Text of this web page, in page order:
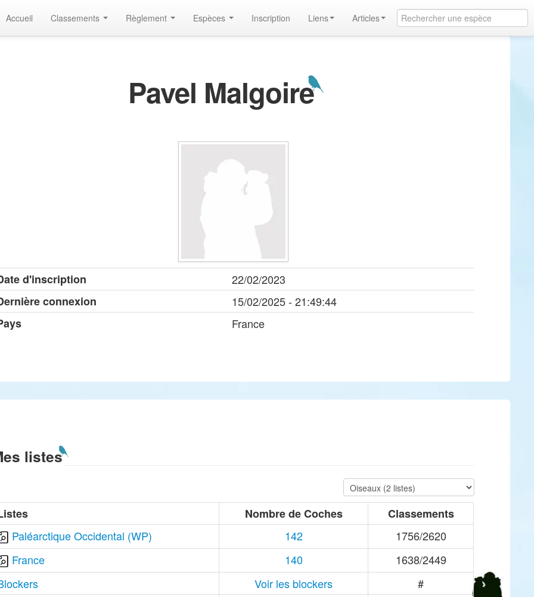
Accueil Classements Règlement Espèces Inscription Liens Articles
Pavel Malgoire
d'inscription
22/02/2023
connexion
15/02/2025 - 21:49:44
France
listes
Nombre de Coches
Classements
Paléarctique Occidental (WP)
142
1756/2620
France
140
1638/2449
Voir les blockers
#